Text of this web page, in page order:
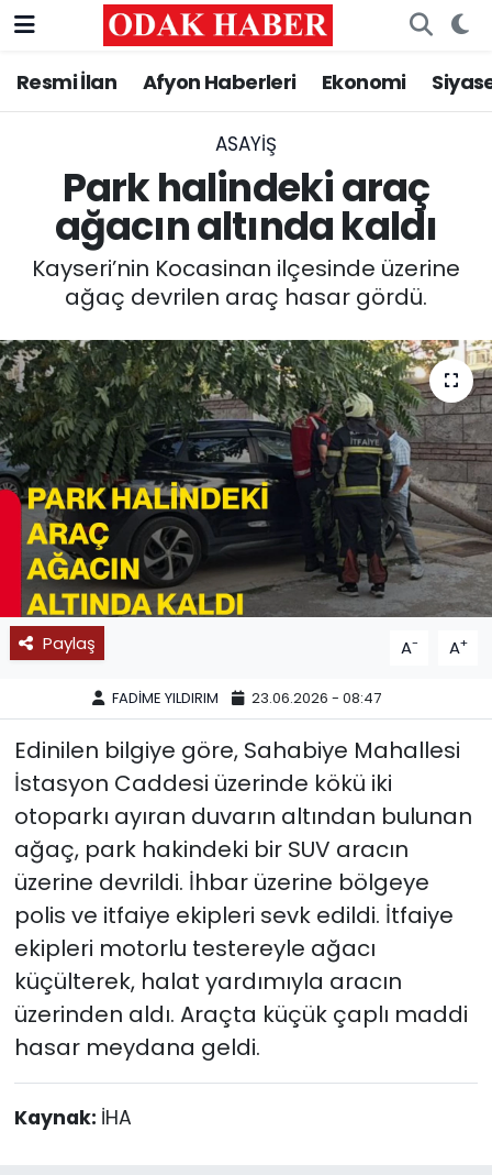
Resmi İlan Afyon Haberleri Ekonomi
ASAYİŞ
Park halindeki araç
ağacın altında kaldı
Kayseri’nin Kocasinan ilçesinde üzerine
ağaç devrilen araç hasar gördü.
Paylaş A- A+
FADİME YILDIRIM 23.06.2026 - 08:47
Edinilen bilgiye göre, Sahabiye Mahallesi
İstasyon Caddesi üzerinde kökü iki
otoparkı ayıran duvarın altından bulunan
ağaç, park hakindeki bir SUV aracın
üzerine devrildi. İhbar üzerine bölgeye
polis ve itfaiye ekipleri sevk edildi. İtfaiye
ekipleri motorlu testereyle ağacı
küçülterek, halat yardımıyla aracın
üzerinden aldı. Araçta küçük çaplı maddi
hasar meydana geldi.
Kaynak: İHA
AFYONKARAHİSAR HABERLERİ
ASAYİŞ
GÜNCEL
SİYASET
EĞİTİM
MAGAZİN
SAĞLIK
SPOR
11:11 MANŞET
Nöbetçi Eczaneler
Trafik Durumu
Süper Lig Puan Durumu ve Fikstür
Tüm Manşetler
Son Dakika Haberleri
Haber Arşivi